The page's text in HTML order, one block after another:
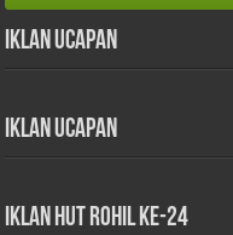
Iklan Ucapan
Iklan Ucapan
iklan HUT Rohil Ke-24